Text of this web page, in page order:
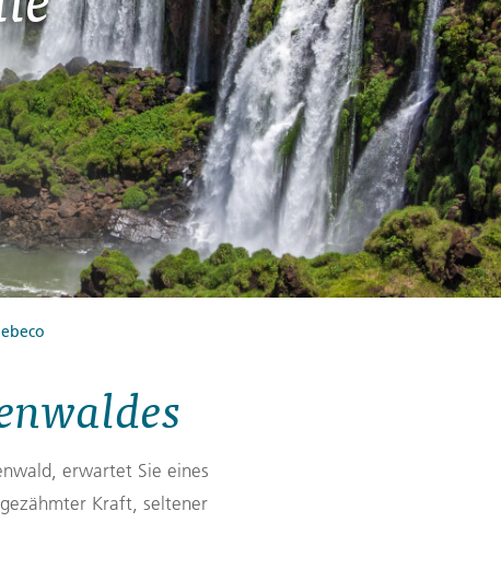
Zypern
Beratung+49 (0) 431 5446-0 Reisefinder öffnen
Beratung+49 (0) 431 5446-0 Reisefinder öffnen
Beratung +49 (0) 431 5446-0 Reisefinder öffnen
erwartet Sie eines
Kraft, seltener